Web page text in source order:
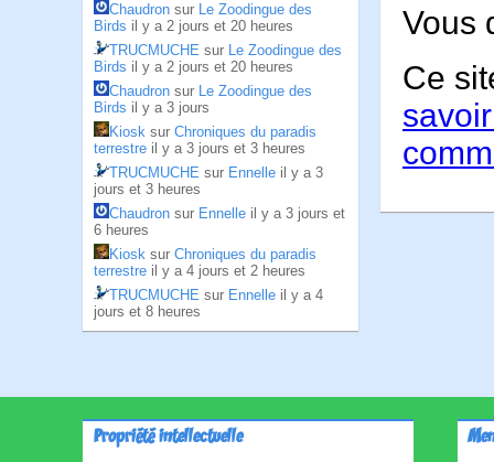
Chaudron sur Le Zoodingue des
Birds il y a 2 jours et 20 heures
TRUCMUCHE sur Le Zoodingue des
Birds il y a 2 jours et 20 heures
Chaudron sur Le Zoodingue des
Birds il y a 3 jours
Kiosk sur Chroniques du paradis
terrestre il y a 3 jours et 3 heures
TRUCMUCHE sur Ennelle il y a 3
jours et 3 heures
Chaudron sur Ennelle il y a 3 jours et
6 heures
Kiosk sur Chroniques du paradis
terrestre il y a 4 jours et 2 heures
TRUCMUCHE sur Ennelle il y a 4
jours et 8 heures
Vous
Ce
Propriété intellectuelle